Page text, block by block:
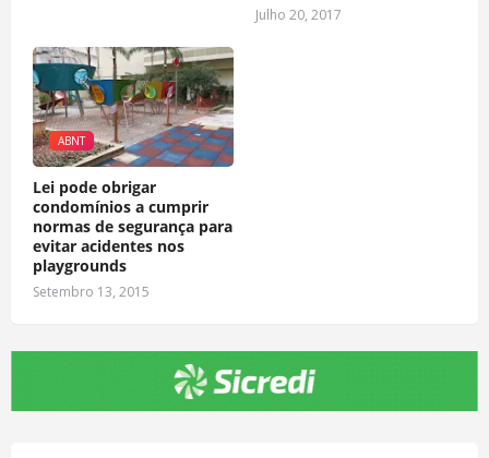
Julho 20, 2017
ABNT
Lei pode obrigar
condomínios a cumprir
normas de segurança para
evitar acidentes nos
playgrounds
Setembro 13, 2015